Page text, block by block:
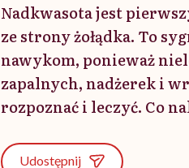
Nadkwasota jest
ze strony żołądka. To
nawykom, ponieważ
zapalnych, nadżerek i
rozpoznać i leczyć. Co
Udostępnij